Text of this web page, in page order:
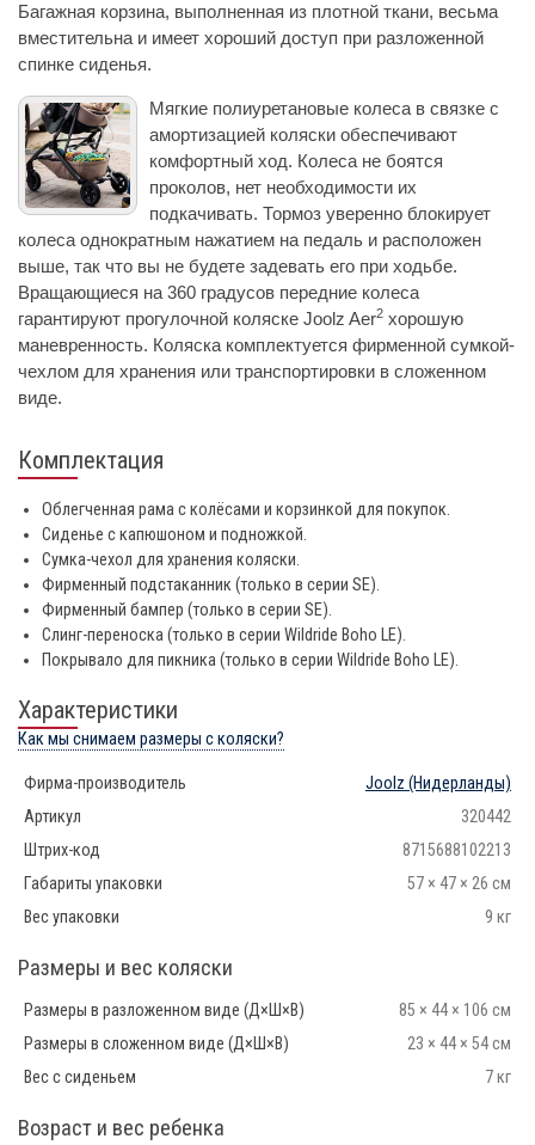
Багажная корзина, выполненная из плотной ткани, весьма
вместительна и имеет хороший доступ при разложенной
спинке сиденья.
Мягкие полиуретановые колеса в связке с
амортизацией коляски обеспечивают
комфортный ход. Колеса не боятся
проколов, нет необходимости их
подкачивать. Тормоз уверенно блокирует
колеса однократным нажатием на педаль и расположен
выше, так что вы не будете задевать его при ходьбе.
Вращающиеся на 360 градусов передние колеса
гарантируют прогулочной коляске Joolz Aer2 хорошую
маневренность. Коляска комплектуется фирменной сумкой-
чехлом для хранения или транспортировки в сложенном
виде.
Комплектация
Облегченная рама c колёсами и корзинкой для покупок.
Сиденье с капюшоном и подножкой.
Сумка-чехол для хранения коляски.
Фирменный подстаканник (только в серии SE).
Фирменный бампер (только в серии SE).
Слинг-переноска (только в серии Wildride Boho LE).
Покрывало для пикника (только в серии Wildride Boho LE).
Характеристики
Как мы снимаем размеры с коляски?
Фирма-производитель Joolz (Нидерланды)
Артикул
320442
Штрих-код
8715688102213
Габариты упаковки
57 × 47 × 26 см
Вес упаковки
9 кг
Размеры и вес коляски
Размеры в разложенном виде (Д×Ш×В)
85 × 44 × 106 см
Размеры в сложенном виде (Д×Ш×В)
23 × 44 × 54 см
Вес с сиденьем
7 кг
Возраст и вес ребенка